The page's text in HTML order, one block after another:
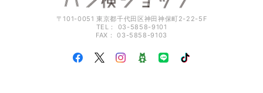
〒101-0051 東京都千代田区神田神保町2-22-5F
TEL： 03-5858-9101
FAX： 03-5858-9103